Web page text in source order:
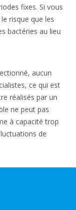
fixes. Si vous
risque que les
bactéries au lieu
aucun
ce qui est
réalisés par un
ne peut pas
à capacité trop
de